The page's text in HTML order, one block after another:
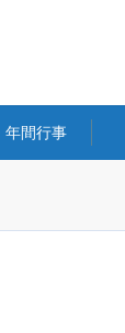
年間行事